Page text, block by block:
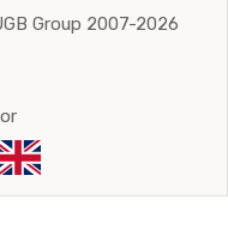
Group 2007-2026